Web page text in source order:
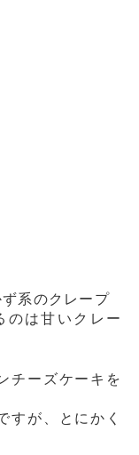
系のクレープ
のは甘いクレー
チーズケーキを
すが、とにかく